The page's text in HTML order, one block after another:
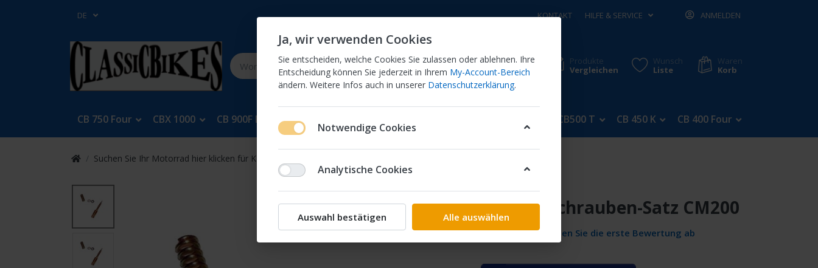
DE KONTAKT HILFE & SERVICE ANMELDEN
Produkte
Vergleichen
Wunsch
Liste
Waren
Korb
CB 750 Four CBX 1000 CB 900F Bol Dor CB500 T CB 450 K CB 400 Four
Suchen Sie Ihr Motorrad hier klicken für Keyster Vergaserkits
Keyster
Gemischschrauben-Satz CM200
Geben Sie die erste Bewertung ab
Ja, wir verwenden Cookies
Sie entscheiden, welche Cookies Sie zulassen oder ablehnen. Ihre
Entscheidung können Sie jederzeit in Ihrem My-Account-Bereich
ändern. Weitere Infos auch in unserer Datenschutzerklärung.
Notwendige Cookies
Analytische Cookies
Auswahl bestätigen Alle auswählen